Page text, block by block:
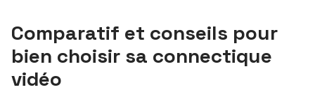
Comparatif et conseils pour
bien choisir sa connectique
vidéo